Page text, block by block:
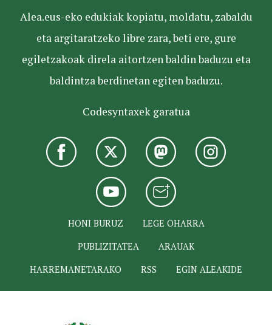
Alea.eus-eko edukiak kopiatu, moldatu, zabaldu
eta argitaratzeko libre zara, beti ere, gure
egiletzakoak direla aitortzen baldin baduzu eta
baldintza berdinetan egiten baduzu.
Codesyntaxek garatua
HONI BURUZ
LEGE OHARRA
PUBLIZITATEA
ARAUAK
HARREMANETARAKO
RSS EGIN ALEAKIDE